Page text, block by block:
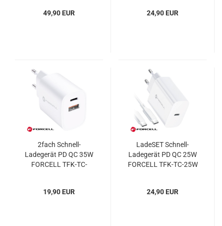
49,90 EUR 24,90 EUR
2fach Schnell-
Ladegerät PD QC 35W
FORCELL TFK-TC-
19,90 EUR
LadeSET Schnell-
Ladegerät PD QC 25W
FORCELL TFK-TC-25W
24,90 EUR